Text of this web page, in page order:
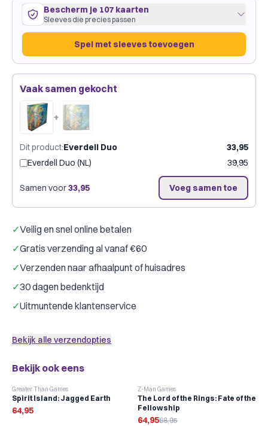
Bescherm je 107 kaarten
Sleeves die precies passen
Spel met sleeves toevoegen
ruim passend·GameGenic Yellow
Merk: Gamegenic
Spel met sleeves toevoegen
Vaak samen gekocht
+
Dit product:Everdell Duo
33,95
Everdell Duo (NL)
39,95
Samen voor33,95 Voeg samen toe
✓Veilig en snel online betalen
✓Gratis verzending al vanaf €60
✓Verzenden naar afhaalpunt of huisadres
✓30 dagen bedenktijd
✓Uitmuntende klantenservice
Bekijk alle verzendopties
Bekijk ook eens
Greater Than Games
Spirit Island: Jagged Earth
64,95
-6%
Z-Man Games
The Lord of the Rings: Fate of the
Fellowship
64,9568,95